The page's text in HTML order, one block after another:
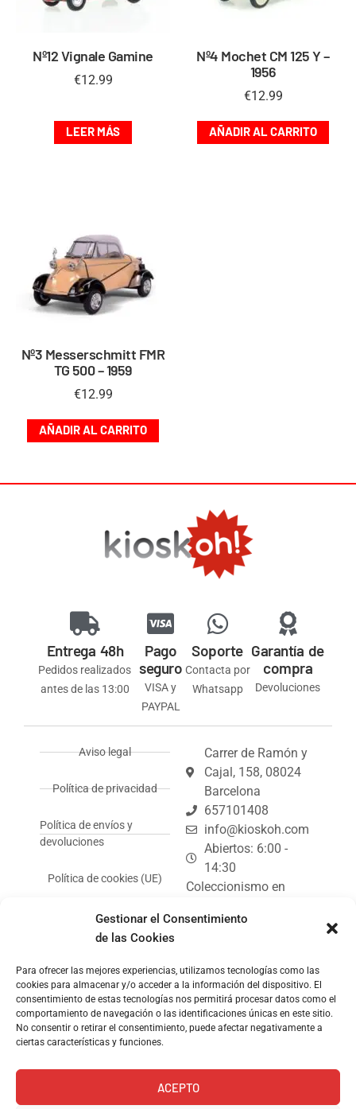
Gestionar el Consentimiento
de las Cookies
Para ofrecer las mejores experiencias, utilizamos tecnologías como las
cookies para almacenar y/o acceder a la información del dispositivo. El
consentimiento de estas tecnologías nos permitirá procesar datos como el
comportamiento de navegación o las identificaciones únicas en este sitio.
No consentir o retirar el consentimiento, puede afectar negativamente a
ciertas características y funciones.
ACEPTO
Nº12 Vignale Gamine
€12.99
LEER MÁS
Nº4 Mochet CM 125 Y –
1956
€12.99
AÑADIR AL CARRITO
Nº3 Messerschmitt FMR
TG 500 – 1959
€12.99
AÑADIR AL CARRITO
Entrega 48h
Pedidos realizados
antes de las 13:00
Pago
seguro
VISA y
PAYPAL
Soporte
Contacta por
Whatsapp
Garantía de
compra
Devoluciones
Aviso legal
Política de privacidad
Política de envíos y
devoluciones
Política de cookies (UE)
Carrer de Ramón y
Cajal, 158, 08024
Barcelona
657101408
info@kioskoh.com
Abiertos: 6:00 -
14:30
Coleccionismo en
coleccionables de
Kiosko de revistas y
prensa.
© Copyright 2024, Kioskoh!